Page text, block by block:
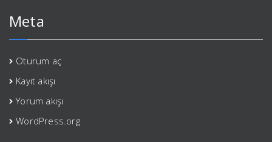
Meta
Oturum aç
Kayıt akışı
Yorum akışı
WordPress.org